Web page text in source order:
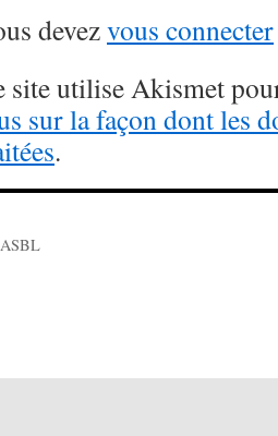
devezvous connecter
site utilise Akismet
sur la façon dont les
.